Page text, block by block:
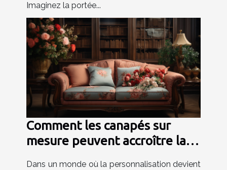
Imaginez la portée...
Comment les canapés sur
mesure peuvent accroître la
Dans un monde où la personnalisation devient